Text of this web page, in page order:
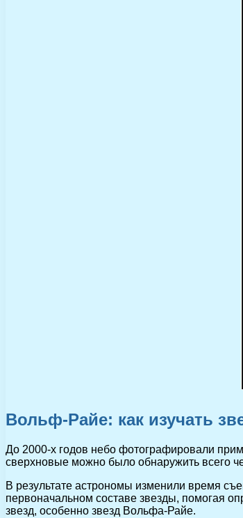
Вольф-Райе: как изучать
До 2000-х годов небо фотографировали
сверхновые можно было обнаружить всего
В результате астрономы изменили время
первоначальном составе звезды, помогая
звезд, особенно звезд Вольфа-Райе.